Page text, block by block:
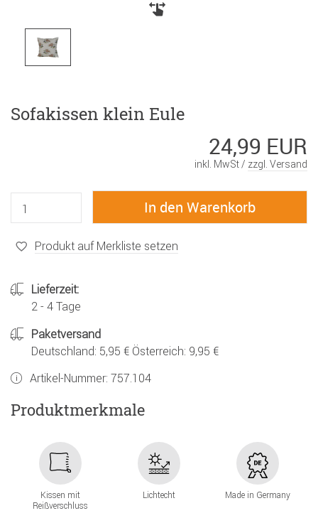
Sofakissen klein Eule
24,99 EUR
inkl. MwSt / zzgl. Versand
Produkt auf Merkliste setzen
Lieferzeit:
2 - 4 Tage
Paketversand
Deutschland: 5,95 € Österreich: 9,95 €
Artikel-Nummer: 757.104
Produktmerkmale
Kissen mit
Reißverschluss
Lichtecht Made in Germany